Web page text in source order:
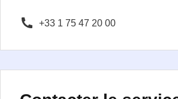
+33 1 75 47 20 00